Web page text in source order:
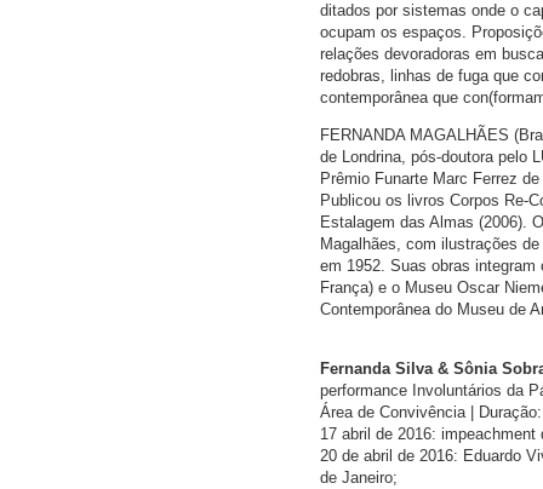
ditados por sistemas onde o
ocupam os espaços.
relações devoradoras em
redobras, linhas de fuga que
contemporânea que
FERNANDA MAGALHÃES
de Londrina, pós-doutora pelo
Prêmio Funarte Marc Ferrez
Publicou os livros Corpos Re-
Estalagem das Almas (2006).
Magalhães, com ilustrações
em 1952. Suas obras
França) e o Museu Oscar
Contemporânea do Museu de
Fernanda Silva & Sônia
performance Involuntários da
Área de Convivência |
17 abril de 2016:
20 de abril de 2016: Eduardo
de Janeiro;